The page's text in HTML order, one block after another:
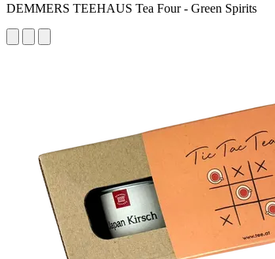
DEMMERS TEEHAUS Tea Four - Green Spirits